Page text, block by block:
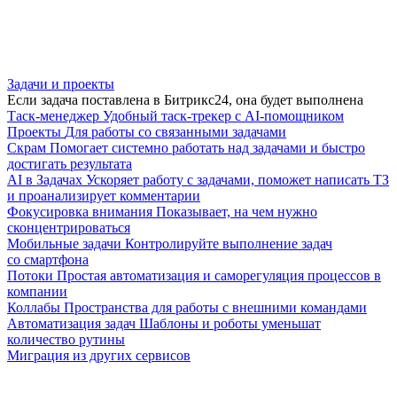
Задачи и проекты
Если задача поставлена в Битрикс24, она будет выполнена
Таск-менеджер Удобный таск-трекер с AI-помощником
Проекты Для работы со связанными задачами
Скрам Помогает системно работать над задачами и быстро
достигать результата
AI в Задачах Ускоряет работу с задачами, поможет написать ТЗ
и проанализирует комментарии
Фокусировка внимания Показывает, на чем нужно
сконцентрироваться
Мобильные задачи Контролируйте выполнение задач
со смартфона
Потоки Простая автоматизация и саморегуляция процессов в
компании
Коллабы Пространства для работы с внешними командами
Автоматизация задач Шаблоны и роботы уменьшат
количество рутины
Миграция из других сервисов